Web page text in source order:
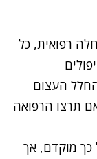
רפואית, כל
העצום
תרצו הרפואה
כך מוקדם, אך